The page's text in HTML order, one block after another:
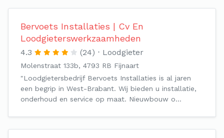
Bervoets Installaties | Cv En
Loodgieterswerkzaamheden‎
4.3 (24) Loodgieter
Molenstraat 133b, 4793 RB Fijnaart
"Loodgietersbedrijf Bervoets Installaties is al jaren
een begrip in West-Brabant. Wij bieden u installatie,
onderhoud en service op maat. Nieuwbouw o…